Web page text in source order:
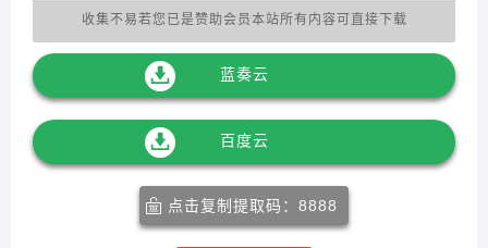
收集不易若您已是赞助会员本站所有内容可直接下载
蓝奏云
百度云
点击复制提取码：8888